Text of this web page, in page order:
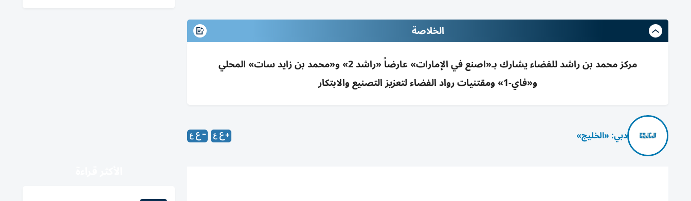
الخلاصة
مركز محمد بن راشد للفضاء يشارك بـ«اصنع في الإمارات» عارضاً «راشد 2» و«محمد بن زايد سات» المحلي
و«فاي-1» ومقتنيات رواد الفضاء لتعزيز التصنيع والابتكار
دبي: «الخليج»